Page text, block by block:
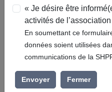
Sous-rubrique /
« Je désire être
activités de
En soumettant ce
données soient utilisées
communications de la
Envoyer Fermer